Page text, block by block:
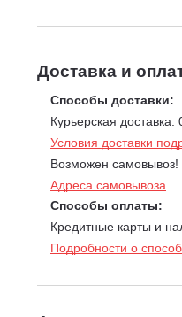
Доставка и
Способы доставки:
Курьерская доставка:
Условия доставки
Возможен самовывоз!
Адреса самовывоза
Способы оплаты:
Кредитные карты и
Подробности о